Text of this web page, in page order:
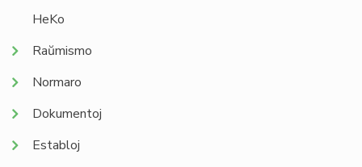
HeKo
Raŭmismo
Normaro
Dokumentoj
Establoj